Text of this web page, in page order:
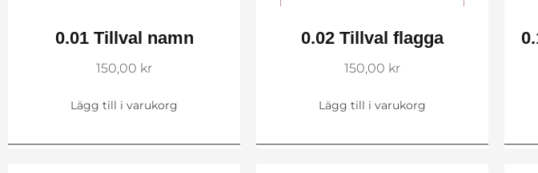
0.01 Tillval namn
150,00 kr
Lägg till i varukorg
0.02 Tillval flagga
150,00 kr
Lägg till i varukorg